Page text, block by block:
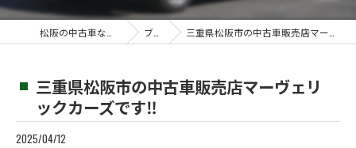
ブログ 三重県松阪市の中古車販売店マーヴェリックカーズです‼️
三重県松阪市の中古車販売店マーヴェリ
ックカーズです‼️
2025/04/12